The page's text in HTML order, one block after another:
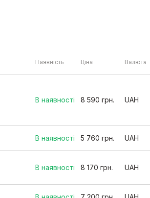
Наявність Ціна Валюта
В наявності 8 590 грн. UAH
В наявності 5 760 грн. UAH
В наявності 8 170 грн. UAH